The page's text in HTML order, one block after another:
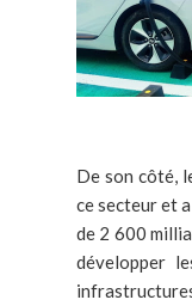
De son côté,
ce secteur et
de 2 600
développer